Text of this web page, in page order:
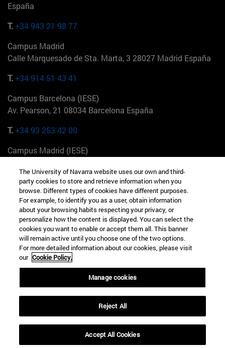
España
T.+34 943 21 98 77
Campus Madrid
Calle Marquesado de Sta. Marta, 3 28027 Madrid España
T.+34 914 51 43 41
Campus Barcelona (IESE)
Av. Pearson, 21 08034 Barcelona España
T.+34 93 253 42 00
Campus Madrid (IESE)
+34 912 11 30 00
Campus Nueva York (IESE)
165 W 57th St 10019-2201 Nueva York EE.UU
+1 646 346 8850
Campus Munich (IESE)
Maria-Theresia-Straße 15 81675 Múnich Alemania
+49 89 24209790
Campus Sao Paulo (IESE)
Rua Martiniano de Carvalho, 573 01321001 Bela Vista Brasil
The University of Navarra website uses our own and third-
party cookies to store and retrieve information when you
browse. Different types of cookies have different purposes.
For example, to identify you as a user, obtain information
about your browsing habits respecting your privacy, or
personalize how the content is displayed. You can select the
cookies you want to enable or accept them all. This banner
will remain active until you choose one of the two options.
For more detailed information about our cookies, please visit
our Cookie Policy.
Manage cookies
Reject All
Accept All Cookies